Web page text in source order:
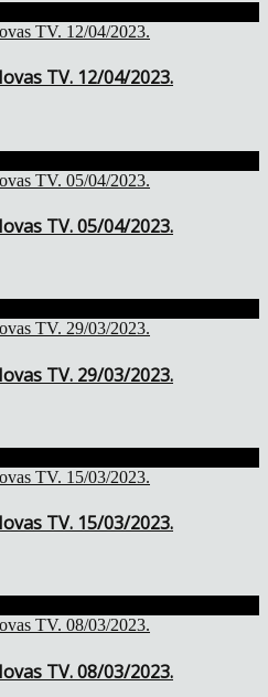
TV. 12/04/2023.
TV. 05/04/2023.
TV. 29/03/2023.
TV. 15/03/2023.
TV. 08/03/2023.